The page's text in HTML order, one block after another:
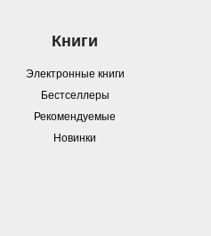
Книги
Электронные книги
Бестселлеры
Рекомендуемые
Новинки